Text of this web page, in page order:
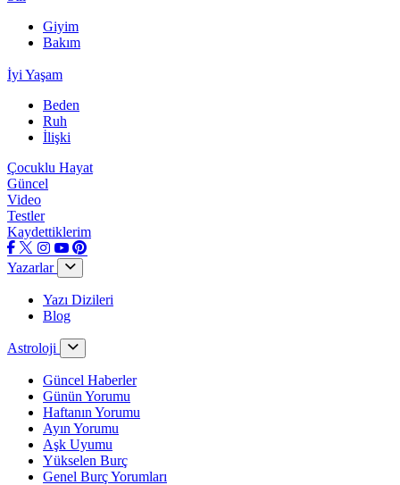
Giyim
Bakım
İyi Yaşam
Beden
Ruh
İlişki
Çocuklu Hayat
Güncel
Video
Testler
Kaydettiklerim
Yazarlar
Yazı Dizileri
Blog
Astroloji
Güncel Haberler
Günün Yorumu
Haftanın Yorumu
Ayın Yorumu
Aşk Uyumu
Yükselen Burç
Genel Burç Yorumları